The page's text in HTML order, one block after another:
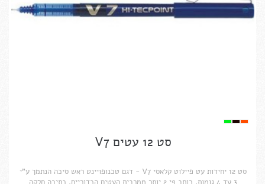
סט 12 עטים V7
סט 12 יחידות עט פיילוט קלאסי V7 - דגם טכנופויינט ראש סיכה הנתמך ע"י